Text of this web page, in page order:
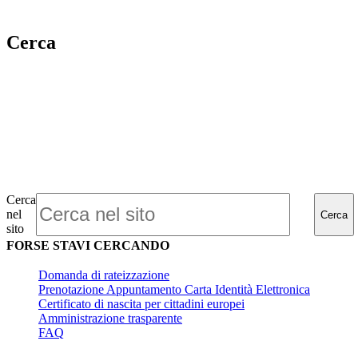
Cerca
Cerca
nel
sito
Cerca
FORSE STAVI CERCANDO
Domanda di rateizzazione
Prenotazione Appuntamento Carta Identità Elettronica
Certificato di nascita per cittadini europei
Amministrazione trasparente
FAQ